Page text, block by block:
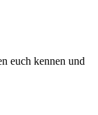
euch kennen und